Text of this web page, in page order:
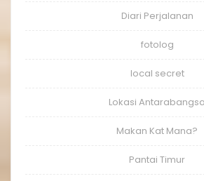
Diari Perjalanan
fotolog
local secret
Lokasi Antarabangsa
Makan Kat Mana?
Pantai Timur